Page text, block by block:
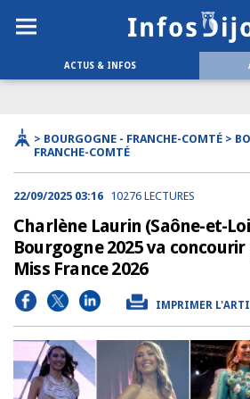
ACTUS & INFOS
> BOURGOGNE - FRANCHE-COMTÉ >
FRANCHE-COMTÉ
22/09/2025 03:16 10276 LECTURES
Charlène Laurin (Saône-et-
Bourgogne 2025 va
Miss France 2026
IMPRIMER